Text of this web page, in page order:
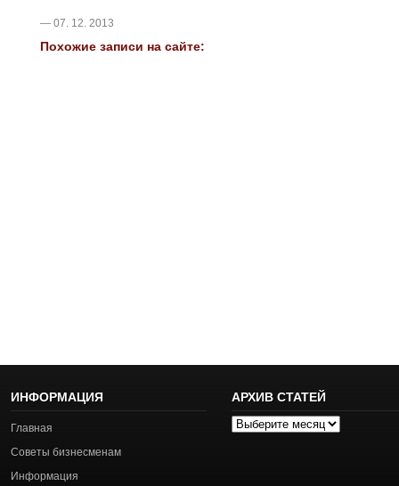
— 07. 12. 2013
Похожие записи на сайте:
ИНФОРМАЦИЯ
Главная
Советы бизнесменам
Информация
АРХИВ СТАТЕЙ
Архив